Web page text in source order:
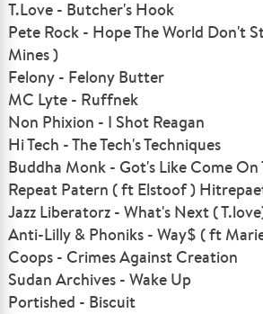
T.Love - Butcher's
Pete Rock - Hope The World Don't
Mines )
Felony - Felony
MC Lyte - Ruffnek
Non Phixion - I Shot
Hi Tech - The Tech's
Buddha Monk - Got's Like Come
Repeat Patern ( ft Elstoof )
Jazz Liberatorz - What's Next (
Anti-Lilly & Phoniks - Way$ ( ft
Coops - Crimes Against
Sudan Archives - Wake
Portished - Biscuit